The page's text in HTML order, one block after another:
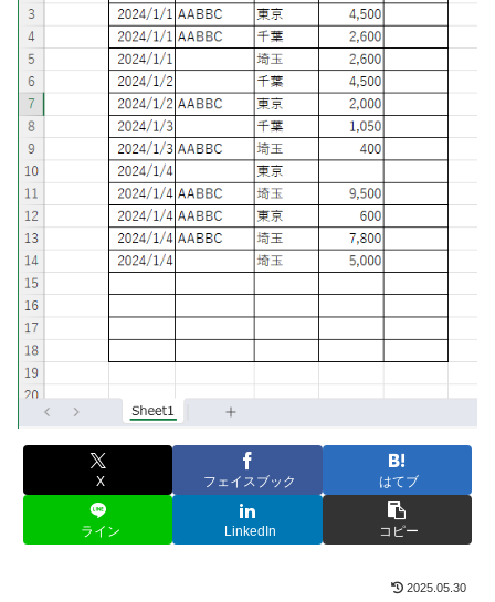
X フェイスブック はてブ
ライン LinkedIn コピー
2025.05.30